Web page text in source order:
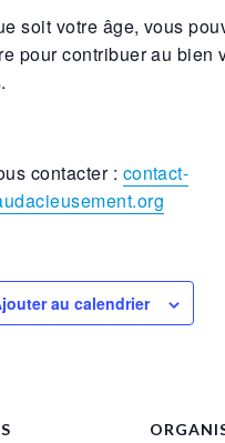
soit votre âge, vous
pour contribuer au bien
contacter : contact-
au calendrier